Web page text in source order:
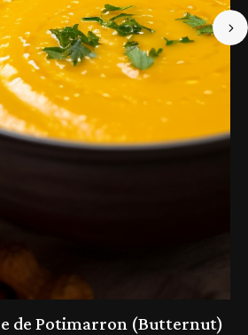
de Potimarron (Butternut)